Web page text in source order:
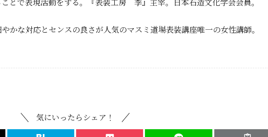
かな対応とセンスの良さが人気のマスミ道場表装講座唯一の女性講師。
気にいったらシェア！